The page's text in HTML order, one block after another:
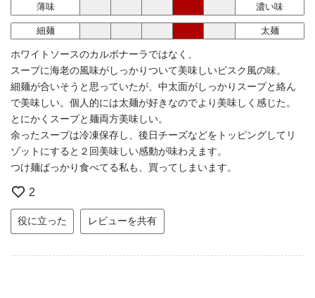
薄味 濃い味
細麺 太麺
ホワイトソースのカルボナーラではなく、
スープに海老の風味がしっかりついて美味しいビスク風の味。
細麺が合いそうと思っていたが、中太面がしっかりスープと絡ん
で美味しい。個人的には太麺が好きなのでより美味しく感じた。
とにかくスープと麺両方美味しい。
余ったスープは冷凍保存し、後日チーズなどをトッピングしてリ
ゾットにすると２回美味しい感動が味わえます。
つけ麺ばっかり食べてる私も、買ってしまいます。
2
役に立った レビューを共有